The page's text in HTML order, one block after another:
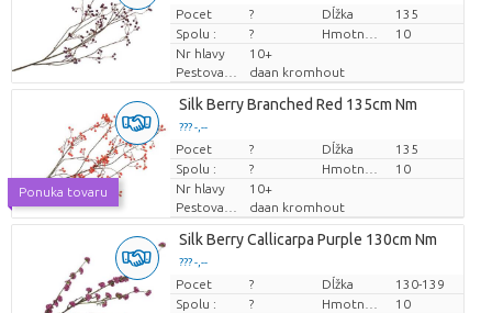
Cena za kus
Pocet ? Dĺžka
135
Spolu :
?
10
Nr hlavy
10+
daan kromhout
Ponuka tovaru
Silk Berry Branched Red 135cm Nm
??? -,--
Cena za kus
Pocet ? Dĺžka
135
Spolu :
?
10
Nr hlavy
10+
daan kromhout
Silk Berry Callicarpa Purple 130cm Nm
??? -,--
Cena za kus
Pocet ? Dĺžka
130-139
Spolu :
?
10